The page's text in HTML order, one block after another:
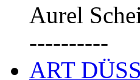
Aurel
----------
ART